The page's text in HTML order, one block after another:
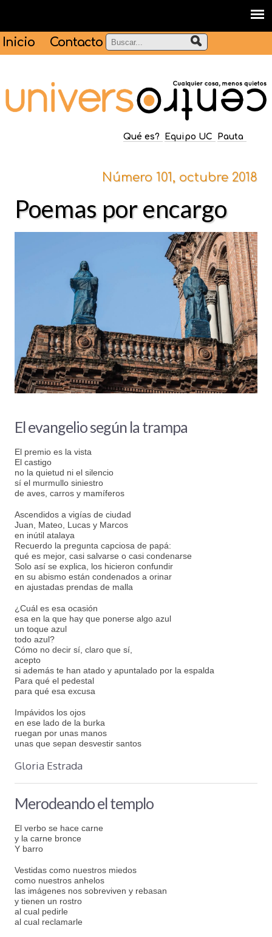
Inicio Contacto
Qué es? Equipo UC Pauta
Número 101, octubre 2018
Poemas por encargo
El evangelio según la trampa
El premio es la vista
El castigo
no la quietud ni el silencio
sí el murmullo siniestro
de aves, carros y mamíferos
Ascendidos a vigías de ciudad
Juan, Mateo, Lucas y Marcos
en inútil atalaya
Recuerdo la pregunta capciosa de papá:
qué es mejor, casi salvarse o casi condenarse
Solo así se explica, los hicieron confundir
en su abismo están condenados a orinar
en ajustadas prendas de malla
¿Cuál es esa ocasión
esa en la que hay que ponerse algo azul
un toque azul
todo azul?
Cómo no decir sí, claro que sí,
acepto
si además te han atado y apuntalado por la espalda
Para qué el pedestal
para qué esa excusa
Impávidos los ojos
en ese lado de la burka
ruegan por unas manos
unas que sepan desvestir santos
Gloria Estrada
Merodeando el templo
El verbo se hace carne
y la carne bronce
Y barro
Vestidas como nuestros miedos
como nuestros anhelos
las imágenes nos sobreviven y rebasan
y tienen un rostro
al cual pedirle
al cual reclamarle